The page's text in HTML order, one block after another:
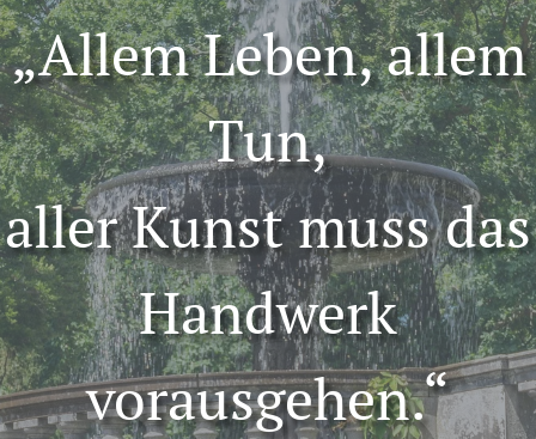
„Allem Leben, allem
Tun,
aller Kunst muss das
Handwerk
vorausgehen.“